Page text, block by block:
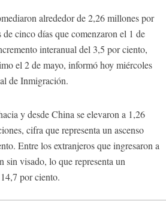
alrededor de 2,26 millones por
cinco días que comenzaron el 1 de
interanual del 3,5 por ciento,
el 2 de mayo, informó hoy miércoles
de Inmigración.
y desde China se elevaron a 1,26
cifra que representa un ascenso
Entre los extranjeros que ingresaron a
visado, lo que representa un
por ciento.